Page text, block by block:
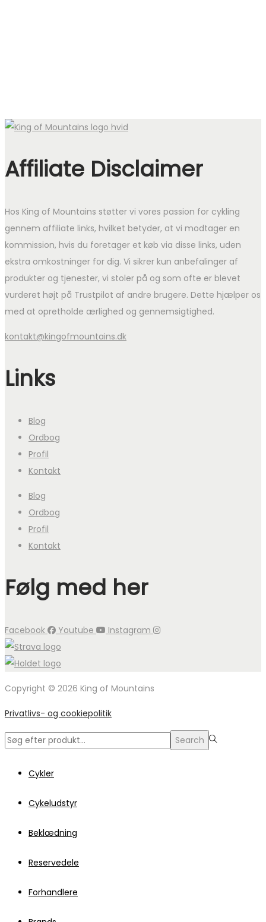
Affiliate Disclaimer
Hos King of Mountains støtter vi vores passion for cykling
gennem affiliate links, hvilket betyder, at vi modtager en
kommission, hvis du foretager et køb via disse links, uden
ekstra omkostninger for dig. Vi sikrer kun anbefalinger af
produkter og tjenester, vi stoler på og som ofte er blevet
vurderet højt på Trustpilot af andre brugere. Dette hjælper os
med at opretholde ærlighed og gennemsigtighed.
kontakt@kingofmountains.dk
Links
Blog
Ordbog
Profil
Kontakt
Blog
Ordbog
Profil
Kontakt
Følg med her
Facebook Youtube Instagram
Copyright © 2026 King of Mountains
Privatlivs- og cookiepolitik
Search
Search
Cykler
Cykeludstyr
Beklædning
Reservedele
Forhandlere